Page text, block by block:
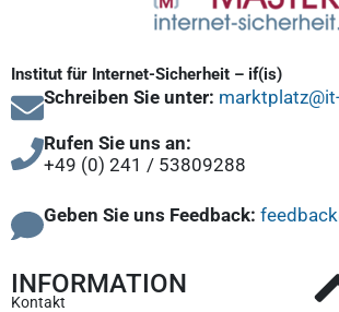
Institut für Internet-Sicherheit – if(is)
Schreiben Sie unter:
Rufen Sie uns an:
+49 (0) 241 / 53809288
Geben Sie uns Feedback:
INFORMATION
Kontakt